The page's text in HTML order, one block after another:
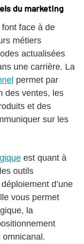
du marketing
face à de
métiers
actualisées
une carrière. La
permet par
des ventes, les
et des
sur les
est quant à
outils
d’une
vous permet
la
omnicanal.